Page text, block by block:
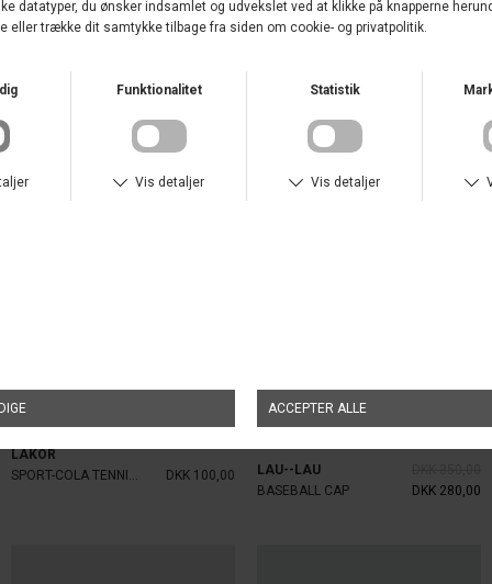
DKK 100,00
LAKOR
DKK 100,00
UDSALG
LAU--LAU
BASEBALL CAP
DKK 280,00